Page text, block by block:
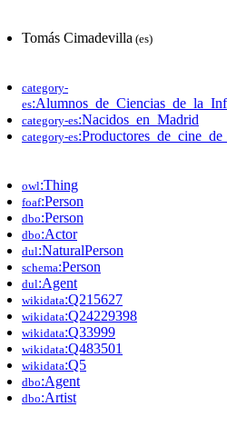
Tomás Cimadevilla (es)
category-
es
category-es:Nacidos_en_Madrid
category-es
owl:Thing
foaf:Person
dbo:Person
dbo:Actor
dul:NaturalPerson
schema:Person
dul:Agent
wikidata:Q215627
wikidata:Q24229398
wikidata:Q33999
wikidata:Q483501
wikidata:Q5
dbo:Agent
dbo:Artist